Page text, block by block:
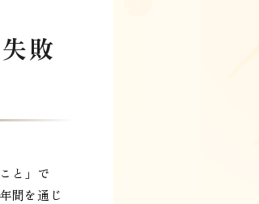
敗
と」で
間を通じ